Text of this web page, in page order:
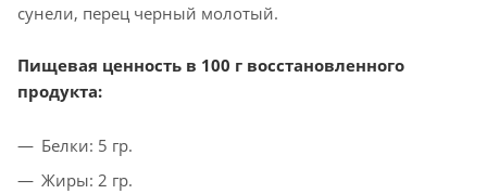
сунели, перец черный молотый.
Пищевая ценность в 100 г восстановленного
продукта:
Белки: 5 гр.
Жиры: 2 гр.